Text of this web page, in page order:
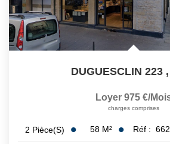
DUGUESCLIN 223 ,
Loyer 975 €/
charges comprises
2 Pièce(s) 58 M² Réf :